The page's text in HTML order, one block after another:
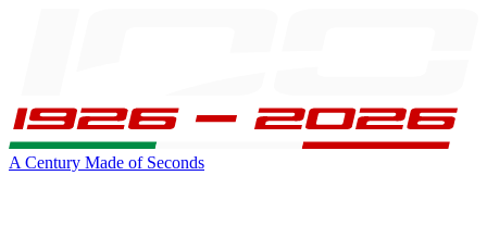
A Century Made of Seconds